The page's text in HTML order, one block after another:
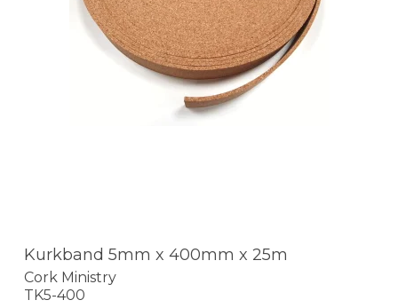
Kurkband 5mm x 400mm x 25m
Cork Ministry
TK5-400